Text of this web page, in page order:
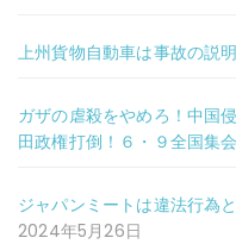
上州貨物自動車は事故の説
ガザの虐殺をやめろ！中国
田政権打倒！６・９全国集
ジャパンミートは違法行為
2024年5月26日